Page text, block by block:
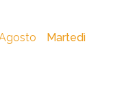
Martedì